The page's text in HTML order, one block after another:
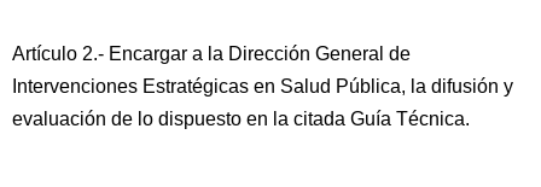
Artículo 2.- Encargar a la Dirección General de
Intervenciones Estratégicas en Salud Pública, la difusión y
evaluación de lo dispuesto en la citada Guía Técnica.